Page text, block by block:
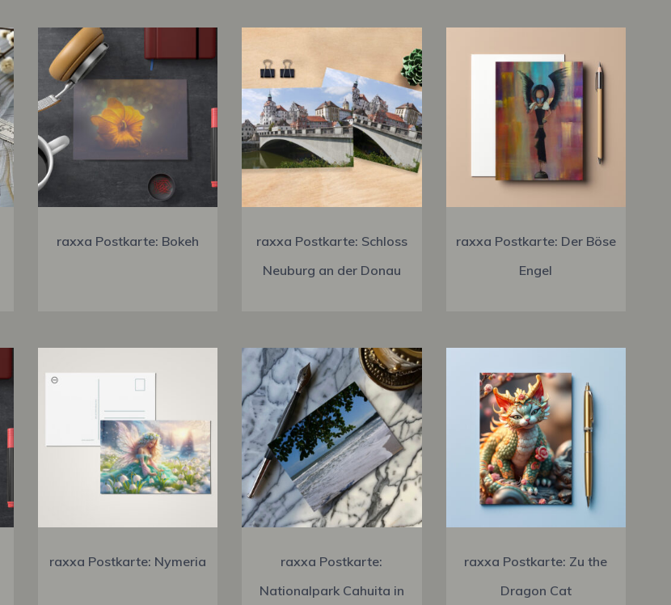
raxxa Postkarte: Bokeh
raxxa Postkarte: Schloss
Neuburg an der Donau
raxxa Postkarte: Der Böse
Engel
raxxa Postkarte: Nymeria
raxxa Postkarte:
Nationalpark Cahuita in
raxxa Postkarte: Zu the
Dragon Cat